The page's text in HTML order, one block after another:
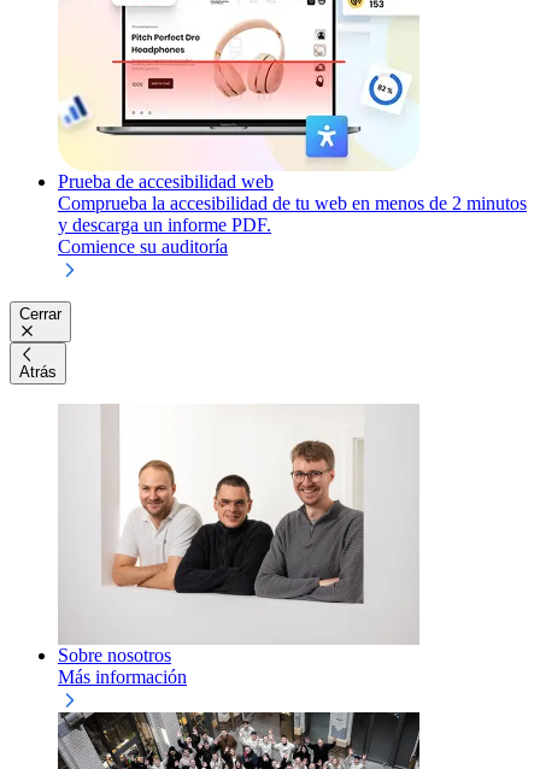
Prueba de accesibilidad web
Comprueba la accesibilidad de tu web en menos de 2 minutos
y descarga un informe PDF.
Comience su auditoría
Cerrar
Atrás
Sobre nosotros
Más información